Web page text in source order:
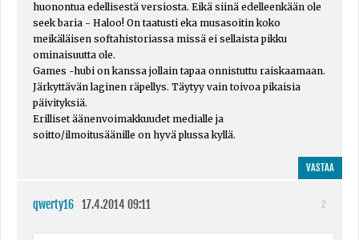
huonontua edellisestä versiosta. Eikä siinä edelleenkään ole
seek baria - Haloo! On taatusti eka musasoitin koko
meikäläisen softahistoriassa missä ei sellaista pikku
ominaisuutta ole.
Games -hubi on kanssa jollain tapaa onnistuttu raiskaamaan.
Järkyttävän laginen räpellys. Täytyy vain toivoa pikaisia
päivityksiä.
Erilliset äänenvoimakkuudet medialle ja
soitto/ilmoitusäänille on hyvä plussa kyllä.
VASTAA
qwerty16 17.4.2014 09:11 2